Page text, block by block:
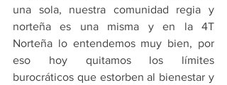
una sola, nuestra comunidad regia y
norteña es una misma y en la 4T
Norteña lo entendemos muy bien, por
eso hoy quitamos los límites
burocráticos que estorben al bienestar y